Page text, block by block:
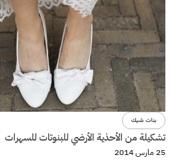
بنات شيك
تشكيلة من الأحذية الأرضي للبنوتات للسهرات
25 مارس 2014